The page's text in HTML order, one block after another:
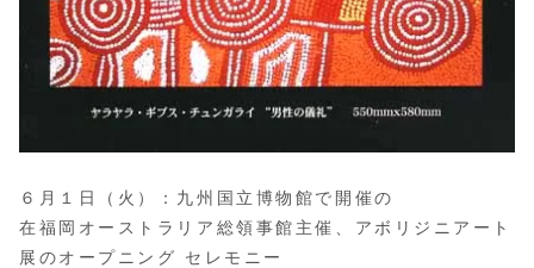
６月１日（火）：九州国立博物館で開催の
在福岡オーストラリア総領事館主催、アボリジニアート
展のオープニング セレモニー